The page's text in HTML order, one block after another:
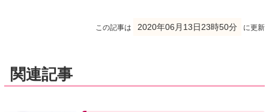
この記事は 2020年06月13日23時50分 に更新
関連記事